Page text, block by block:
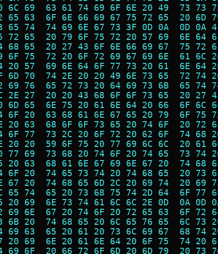
6C 69  63 61 74 69 6F 6E 20 49  73
65 63  6F 6E 66 69 67 75 72 65  20
65 74  74 69 6E 67 73 3F 0D 0A  0D
72 65  20 79 6F 75 72 20 57 69  6E
68 65  20 27 43 6F 6E 66 69 67  75
6F 75  72 20 6F 72 69 67 69 6E  61
20 57  69 6E 64 6F 77 73 20 61  6E
6D 70  74 2E 20 20 49 6E 73 65  72
69 76  65 72 73 20 64 69 73 6B  65
2E 27  20 20 43 68 6F 6F 73 65  20
6D 65  6E 75 20 61 6E 64 20 66  6F
6F 20  63 68 61 6E 67 65 20 79  6F
20 63  68 6F 6F 73 65 20 74 6F  20
6F 77  73 2C 20 6F 72 20 62 6F  74
20 20  59 6F 75 20 77 69 6C 6C  20
77 69  73 68 20 74 6F 20 74 65  73
20 63  68 61 6E 67 69 6E 67 20  74
6F 20  74 65 73 74 20 74 68 65  20
67 20  74 68 65 6D 2C 20 69 74  20
65 74  65 20 73 68 75 74 2D 64  6F
20 69  6E 73 74 61 6C 6C 2E 0D  0A
69 6E  67 20 74 6F 20 72 65 63  6F
6B 20  74 68 65 20 6C 65 76 65  6C
69 63  65 20 61 20 73 6C 69 67  68
20 69  6E 20 61 6E 64 20 6F 75  74
69 6F  20 66 72 6F 6D 20 6D 79  20